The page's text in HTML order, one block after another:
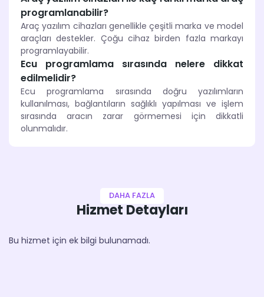
programlanabilir?
Araç yazılım cihazları genellikle çeşitli marka ve model
araçları destekler. Çoğu cihaz birden fazla markayı
programlayabilir.
Ecu programlama sırasında nelere dikkat
edilmelidir?
Ecu programlama sırasında doğru yazılımların
kullanılması, bağlantıların sağlıklı yapılması ve işlem
sırasında aracın zarar görmemesi için dikkatli
olunmalıdır.
DAHA FAZLA
Hizmet Detayları
Bu hizmet için ek bilgi bulunamadı.